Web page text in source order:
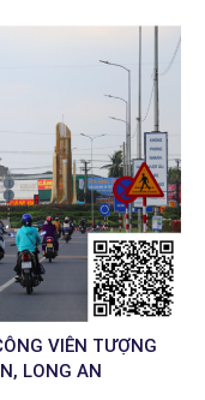
VIÊN TƯỢNG
LONG AN